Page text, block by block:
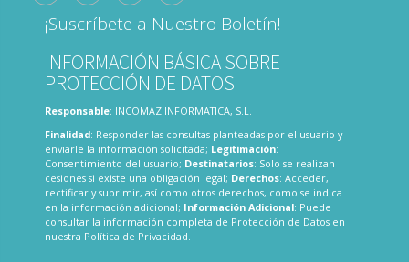
¡Suscríbete a Nuestro Boletín!
INFORMACIÓN BÁSICA SOBRE
PROTECCIÓN DE DATOS
Responsable: INCOMAZ INFORMATICA, S.L.
Finalidad: Responder las consultas planteadas por el usuario y
enviarle la información solicitada; Legitimación:
Consentimiento del usuario; Destinatarios: Solo se realizan
cesiones si existe una obligación legal; Derechos: Acceder,
rectificar y suprimir, así como otros derechos, como se indica
en la información adicional; Información Adicional: Puede
consultar la información completa de Protección de Datos en
nuestra Política de Privacidad.